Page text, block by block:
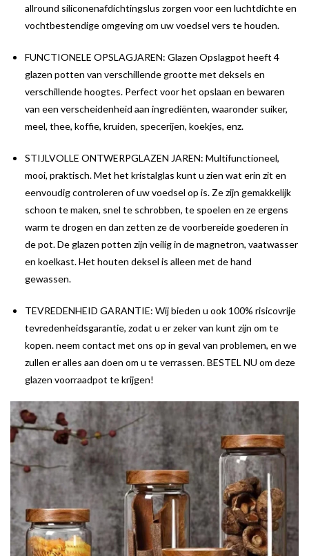
allround siliconenafdichtingslus zorgen voor een luchtdichte en
vochtbestendige omgeving om uw voedsel vers te houden.
FUNCTIONELE OPSLAGJAREN: Glazen Opslagpot heeft 4
glazen potten van verschillende grootte met deksels en
verschillende hoogtes. Perfect voor het opslaan en bewaren
van een verscheidenheid aan ingrediënten, waaronder suiker,
meel, thee, koffie, kruiden, specerijen, koekjes, enz.
STIJLVOLLE ONTWERPGLAZEN JAREN: Multifunctioneel,
mooi, praktisch. Met het kristalglas kunt u zien wat erin zit en
eenvoudig controleren of uw voedsel op is. Ze zijn gemakkelijk
schoon te maken, snel te schrobben, te spoelen en ze ergens
warm te drogen en dan zetten ze de voorbereide goederen in
de pot. De glazen potten zijn veilig in de magnetron, vaatwasser
en koelkast. Het houten deksel is alleen met de hand
gewassen.
TEVREDENHEID GARANTIE: Wij bieden u ook 100% risicovrije
tevredenheidsgarantie, zodat u er zeker van kunt zijn om te
kopen. neem contact met ons op in geval van problemen, en we
zullen er alles aan doen om u te verrassen. BESTEL NU om deze
glazen voorraadpot te krijgen!